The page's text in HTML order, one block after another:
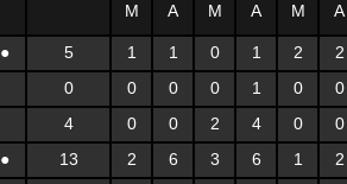
M A M A M A
● 5 1 1 0 1 2
2
0 0 0 0 1 0
0
4 0 0 2 4 0
0
● 13 2 6 3 6 1
2